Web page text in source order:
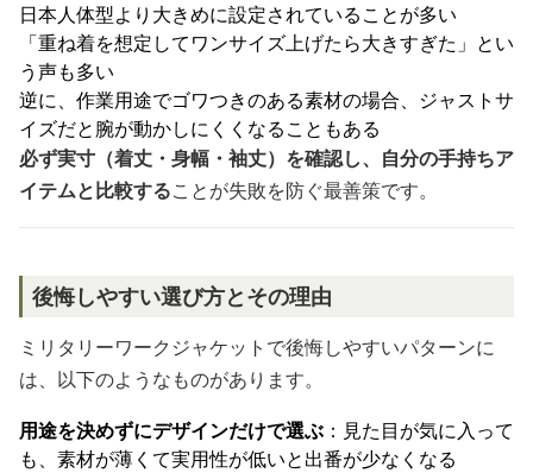
日本人体型より大きめに設定されていることが多い
「重ね着を想定してワンサイズ上げたら大きすぎた」とい
う声も多い
逆に、作業用途でゴワつきのある素材の場合、ジャストサ
イズだと腕が動かしにくくなることもある
必ず実寸（着丈・身幅・袖丈）を確認し、自分の手持ちア
イテムと比較することが失敗を防ぐ最善策です。
後悔しやすい選び方とその理由
ミリタリーワークジャケットで後悔しやすいパターンに
は、以下のようなものがあります。
用途を決めずにデザインだけで選ぶ ：見た目が気に入って
も、素材が薄くて実用性が低いと出番が少なくなる